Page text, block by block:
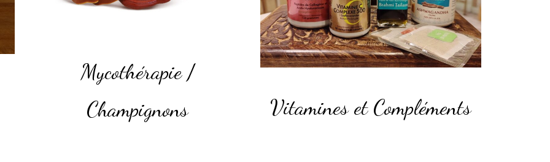
Mycothérapie /
Champignons
Vitamines et Compléments